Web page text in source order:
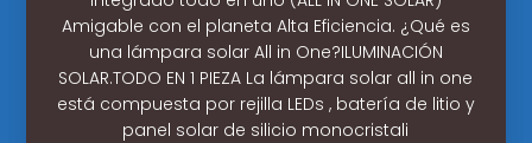
Amigable con el planeta Alta Eficiencia. ¿Qué es
una lámpara solar All in One?ILUMINACIÓN
SOLAR.TODO EN 1 PIEZA La lámpara solar all in one
está compuesta por rejilla LEDs , batería de litio y
panel solar de silicio monocristali